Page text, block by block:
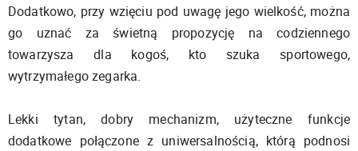
Dodatkowo, przy wzięciu pod uwagę jego wielkość, można
go uznać za świetną propozycję na codziennego
towarzysza dla kogoś, kto szuka sportowego,
wytrzymałego zegarka.
Lekki tytan, dobry mechanizm, użyteczne funkcje
dodatkowe połączone z uniwersalnością, którą podnosi